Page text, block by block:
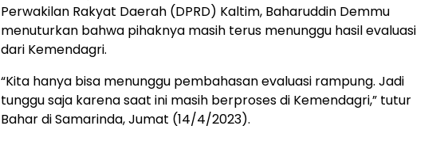
Perwakilan Rakyat Daerah (DPRD) Kaltim, Baharuddin Demmu
menuturkan bahwa pihaknya masih terus menunggu hasil evaluasi
dari Kemendagri.
“Kita hanya bisa menunggu pembahasan evaluasi rampung. Jadi
tunggu saja karena saat ini masih berproses di Kemendagri,” tutur
Bahar di Samarinda, Jumat (14/4/2023).